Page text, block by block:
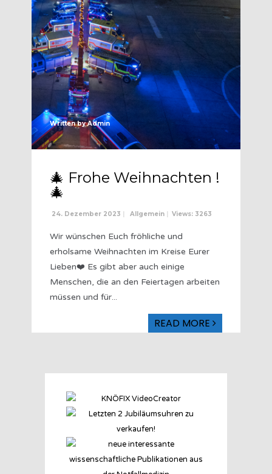
Written byAdmin
🎄 Frohe Weihnachten !
🎄
24. Dezember 2023 Allgemein Views: 3263
Wir wünschen Euch fröhliche und
erholsame Weihnachten im Kreise Eurer
Lieben❤️ Es gibt aber auch einige
Menschen, die an den Feiertagen arbeiten
müssen und für...
READ MORE